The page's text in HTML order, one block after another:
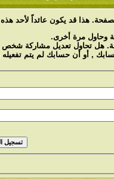
هذا قد يكون عائداً لأحد هذه
وحاول مرة أخرى.
هل تحاول تعديل مشاركة شخص
, أو أن حسابك لم يتم تفعيله